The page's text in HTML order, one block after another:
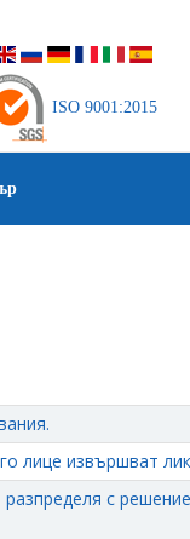
ISO 9001:2015
лице извършват
разпределя с